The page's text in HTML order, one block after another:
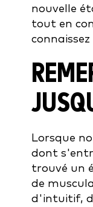
nouvelle
tout en
Lorsque
dont
trouvé un
de
d'intuitif,